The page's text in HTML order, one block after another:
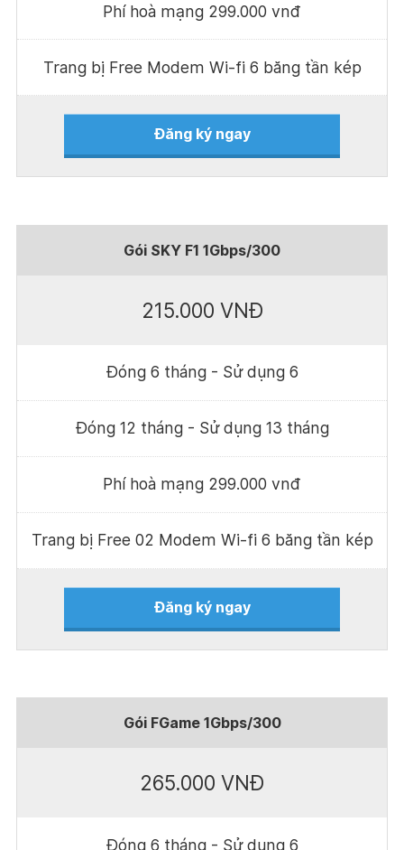
Phí hoà mạng 299.000 vnđ
Trang bị Free Modem Wi-fi 6 băng tần kép
Đăng ký ngay
Gói SKY F1 1Gbps/300
215.000 VNĐ
Đóng 6 tháng - Sử dụng 6
Đóng 12 tháng - Sử dụng 13 tháng
Phí hoà mạng 299.000 vnđ
Trang bị Free 02 Modem Wi-fi 6 băng tần kép
Đăng ký ngay
Gói FGame 1Gbps/300
265.000 VNĐ
Đóng 6 tháng - Sử dụng 6